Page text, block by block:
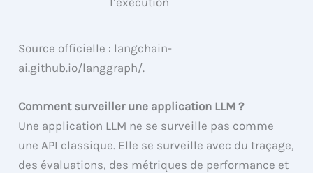
Source officielle : langchain-
ai.github.io/langgraph/.
Comment surveiller une application LLM ?
Une application LLM ne se surveille pas comme
une API classique. Elle se surveille avec du traçage,
des évaluations, des métriques de performance et